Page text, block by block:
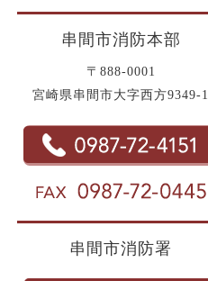
串間市消防本部
〒888-0001
宮崎県串間市大字西方9349-1
串間市消防署